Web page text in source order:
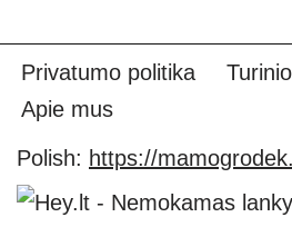
Privatumo politika
Apie mus
Polish: https://